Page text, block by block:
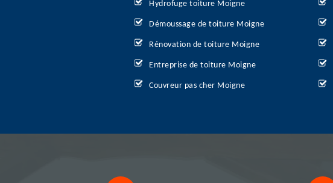
Hydrofuge toiture Moigne
Démoussage de toiture Moigne
Rénovation de toiture Moigne
Entreprise de toiture Moigne
Couvreur pas cher Moigne